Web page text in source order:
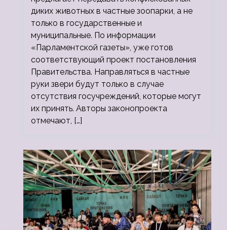
диких животных в частные зоопарки, а не
только в государственные и
муниципальные. По информации
«Парламентской газеты», уже готов
соответствующий проект постановления
Правительства. Направляться в частные
руки звери будут только в случае
отсутствия госучреждений, которые могут
их принять. Авторы законопроекта
отмечают, […]